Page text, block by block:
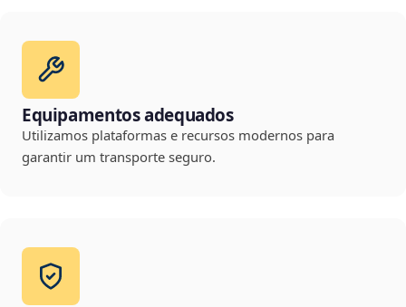
Equipamentos adequados
Utilizamos plataformas e recursos modernos para
garantir um transporte seguro.